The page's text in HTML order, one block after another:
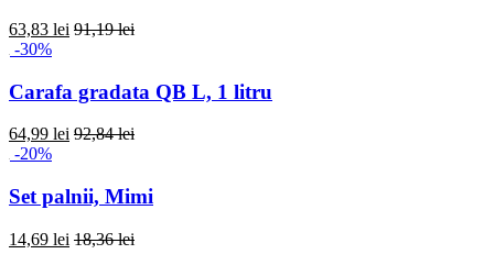
63,83 lei 91,19 lei
-30%
Carafa gradata QB L, 1 litru
64,99 lei 92,84 lei
-20%
Set palnii, Mimi
14,69 lei 18,36 lei